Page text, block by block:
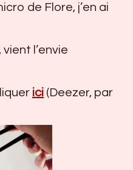
de Flore, j’en ai
vient l’envie
ici (Deezer, par